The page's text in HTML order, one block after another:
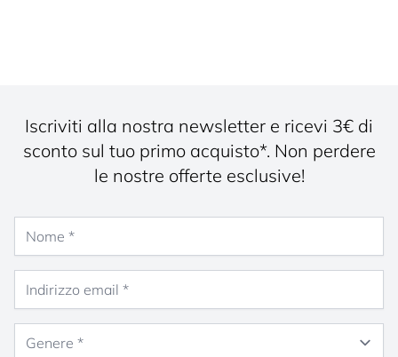
Iscriviti alla nostra newsletter e ricevi 3€ di
sconto sul tuo primo acquisto*. Non perdere
le nostre offerte esclusive!